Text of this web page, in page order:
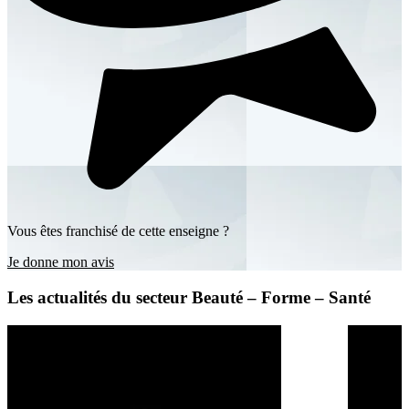
Vous êtes franchisé de cette enseigne ?
Je donne mon avis
Les actualités du secteur Beauté – Forme – Santé